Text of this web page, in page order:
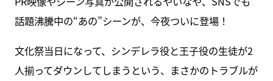
話題沸騰中の“あの”シーンが、今夜ついに登場！
文化祭当日になって、シンデレラ役と王子役の生徒が2
人揃ってダウンしてしまうという、まさかのトラブルが